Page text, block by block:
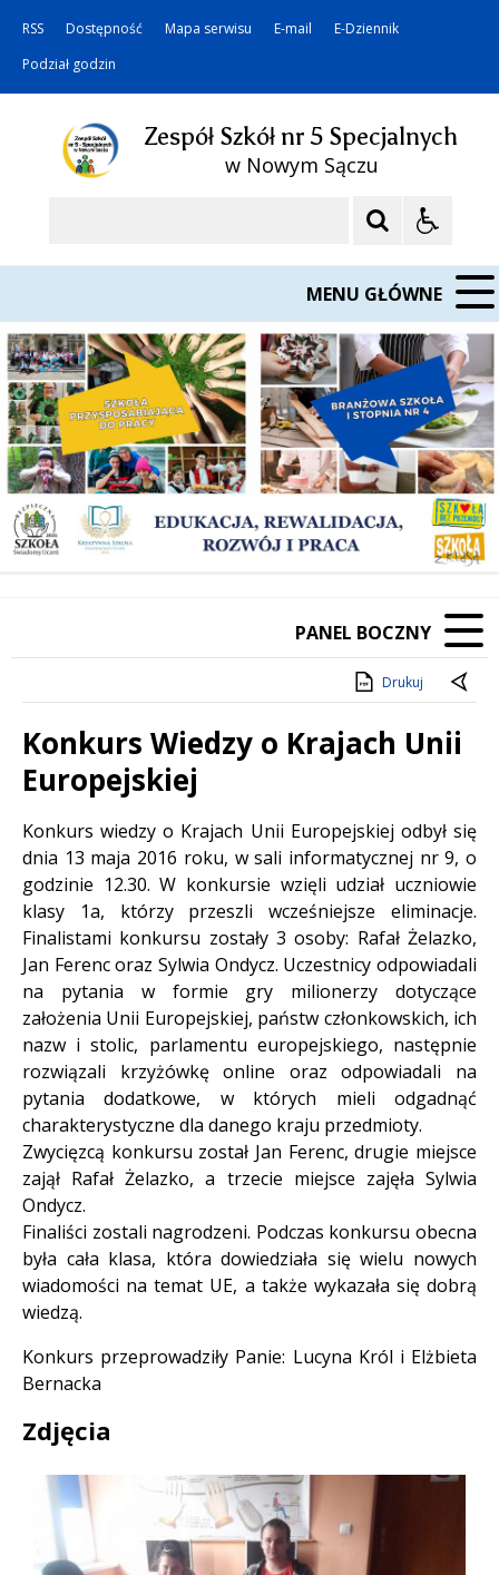
RSS Dostępność Mapa serwisu E-mail
E-Dziennik
Podział godzin
Zespół Szkół nr 5 Specjalnych
w Nowym Sączu
MENU GŁÓWNE
PANEL BOCZNY
Drukuj
Konkurs Wiedzy o Krajach Unii
Europejskiej
Treść
Konkurs wiedzy o Krajach Unii Europejskiej odbył się
dnia 13 maja 2016 roku, w sali informatycznej nr 9, o
godzinie 12.30. W konkursie wzięli udział uczniowie
klasy 1a, którzy przeszli wcześniejsze eliminacje.
Finalistami konkursu zostały 3 osoby: Rafał Żelazko,
Jan Ferenc oraz Sylwia Ondycz. Uczestnicy odpowiadali
na pytania w formie gry milionerzy dotyczące
założenia Unii Europejskiej, państw członkowskich, ich
nazw i stolic, parlamentu europejskiego, następnie
rozwiązali krzyżówkę online oraz odpowiadali na
pytania dodatkowe, w których mieli odgadnąć
charakterystyczne dla danego kraju przedmioty.
Zwycięzcą konkursu został Jan Ferenc, drugie miejsce
zajął Rafał Żelazko, a trzecie miejsce zajęła Sylwia
Ondycz.
Finaliści zostali nagrodzeni. Podczas konkursu obecna
była cała klasa, która dowiedziała się wielu nowych
wiadomości na temat UE, a także wykazała się dobrą
wiedzą.
Konkurs przeprowadziły Panie: Lucyna Król i Elżbieta
Bernacka
Zdjęcia